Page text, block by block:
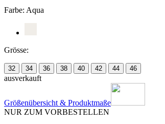
Farbe: Aqua
Grösse:
32 34 36 38 40 42 44 46
ausverkauft
Größenübersicht & Produktmaße
NUR ZUM VORBESTELLEN